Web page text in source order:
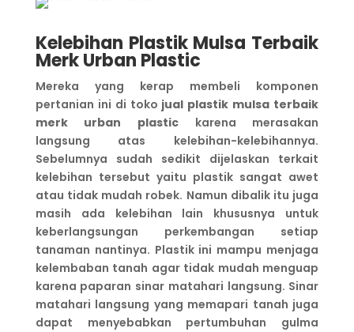
Kelebihan Plastik Mulsa Terbaik
Merk Urban Plastic
Mereka yang kerap membeli komponen
pertanian ini di toko jual plastik mulsa terbaik
merk urban plastic karena merasakan
langsung atas kelebihan-kelebihannya.
Sebelumnya sudah sedikit dijelaskan terkait
kelebihan tersebut yaitu plastik sangat awet
atau tidak mudah robek. Namun dibalik itu juga
masih ada kelebihan lain khususnya untuk
keberlangsungan perkembangan setiap
tanaman nantinya. Plastik ini mampu menjaga
kelembaban tanah agar tidak mudah menguap
karena paparan sinar matahari langsung. Sinar
matahari langsung yang memapari tanah juga
dapat menyebabkan pertumbuhan gulma